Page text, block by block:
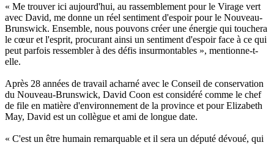
« Me trouver ici aujourd'hui, au rassemblement pour le Virage vert
avec David, me donne un réel sentiment d'espoir pour le Nouveau-
Brunswick. Ensemble, nous pouvons créer une énergie qui touchera
le cœur et l'esprit, procurant ainsi un sentiment d'espoir face à ce qui
peut parfois ressembler à des défis insurmontables », mentionne-t-
elle.
Après 28 années de travail acharné avec le Conseil de conservation
du Nouveau-Brunswick, David Coon est considéré comme le chef
de file en matière d'environnement de la province et pour Elizabeth
May, David est un collègue et ami de longue date.
« C'est un être humain remarquable et il sera un député dévoué, qui